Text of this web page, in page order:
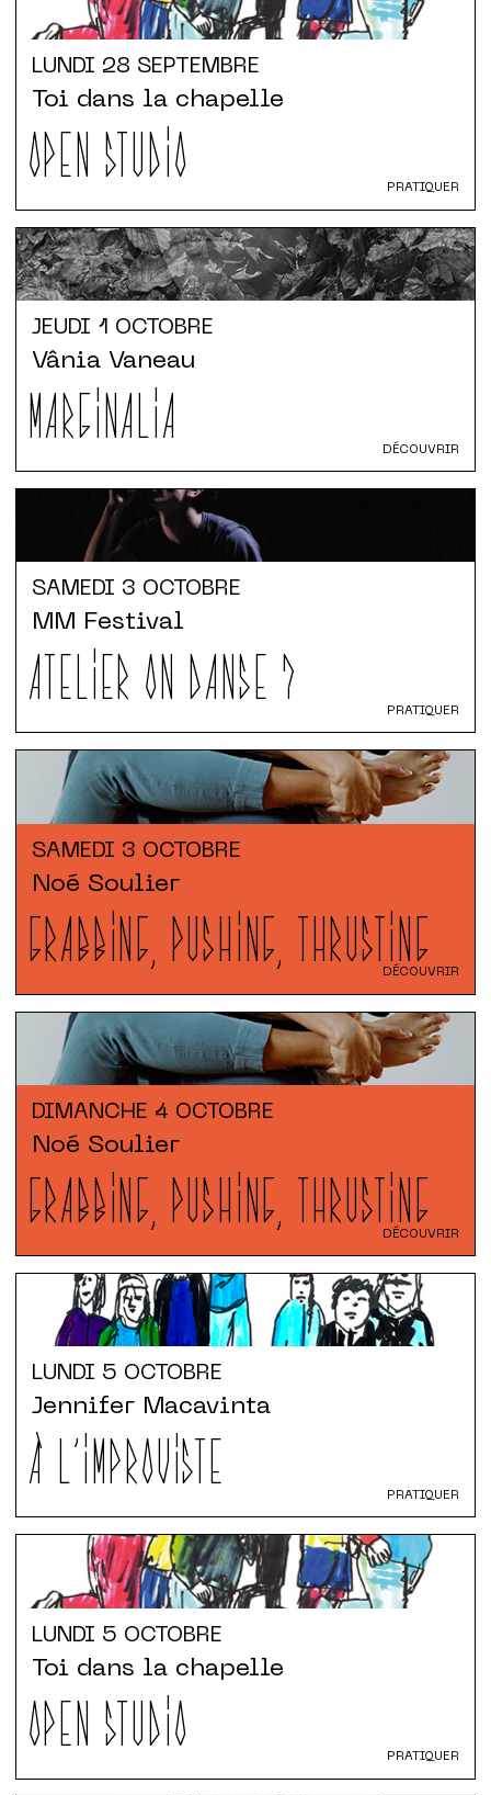
LUNDI 28 SEPTEMBRE
OPEN STUDIO
Toi dans la chapelle
PRATIQUER
JEUDI 1 OCTOBRE
MARGINALIA
Vânia Vaneau
DÉCOUVRIR
SAMEDI 3 OCTOBRE
ATELIER ON DANSE ?
MM Festival
PRATIQUER
SAMEDI 3 OCTOBRE
GRABBING, PUSHING, THRUSTING
Noé Soulier
DÉCOUVRIR
DIMANCHE 4 OCTOBRE
GRABBING, PUSHING, THRUSTING
Noé Soulier
DÉCOUVRIR
LUNDI 5 OCTOBRE
À L'IMPROVISTE
Jennifer Macavinta
PRATIQUER
LUNDI 5 OCTOBRE
OPEN STUDIO
Toi dans la chapelle
PRATIQUER